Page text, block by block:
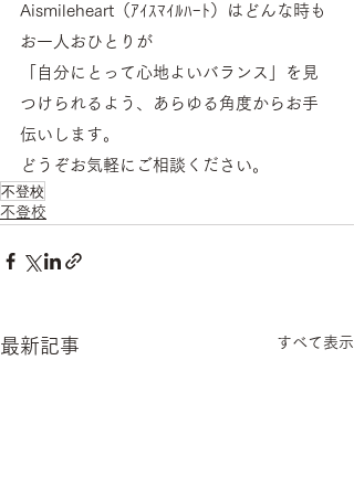
Aismileheart（ｱｲｽﾏｲﾙﾊｰﾄ）はどんな時も
お一人おひとりが
「自分にとって心地よいバランス」を見
つけられるよう、あらゆる角度からお手
伝いします。
どうぞお気軽にご相談ください。
不登校
不登校
最新記事 すべて表示